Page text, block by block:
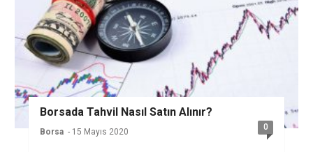
Borsada Tahvil Nasıl Satın Alınır?
Borsa - 15 Mayıs 2020 0